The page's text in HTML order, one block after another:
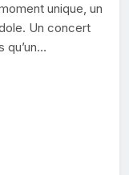
unique, un
Un concert
qu’un…